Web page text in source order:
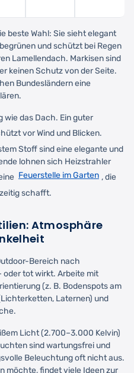
beste Wahl: Sie sieht elegant
und schützt bei Regen
Lamellendach. Markisen sind
keinen Schutz von der Seite.
Bundesländern eine
das Dach. Ein guter
vor Wind und Blicken.
Stoff sind eine elegante und
lohnen sich Heizstrahler
Feuerstelle im Garten , die
schafft.
Atmosphäre
Bereich nach
oder tot wirkt. Arbeite mit
(z. B. Bodenspots am
Laternen) und
Licht (2.700–3.000 Kelvin)
sind wartungsfrei und
Beleuchtung oft nicht aus.
möchte, findet viele Ideen zur